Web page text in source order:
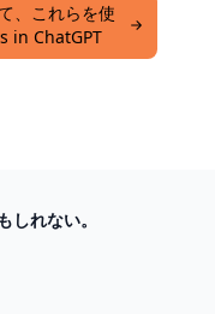
、これらを使
in ChatGPT
しれない。